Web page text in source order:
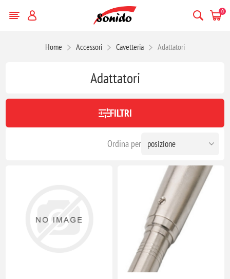
0
Home Accessori Cavetteria Adattatori
Adattatori
FILTRI
Ordina per